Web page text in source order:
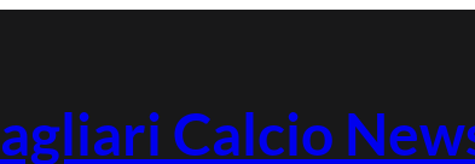
Calcio